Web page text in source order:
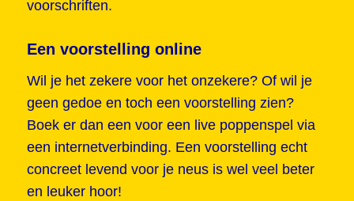
voorschriften.
Een voorstelling online
Wil je het zekere voor het onzekere? Of wil je
geen gedoe en toch een voorstelling zien?
Boek er dan een voor een live poppenspel via
een internetverbinding. Een voorstelling echt
concreet levend voor je neus is wel veel beter
en leuker hoor!